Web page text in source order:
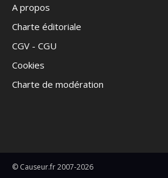
A propos
Charte éditoriale
CGV - CGU
Cookies
Charte de modération
© Causeur.fr 2007-2026